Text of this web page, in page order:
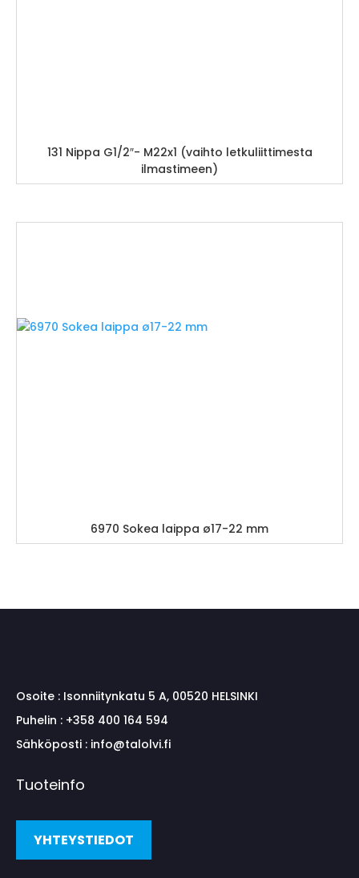
131 Nippa G1/2″- M22x1 (vaihto letkuliittimesta
ilmastimeen)
6970 Sokea laippa ø17-22 mm
Osoite : Isonniitynkatu 5 A, 00520 HELSINKI
Puhelin : +358 400 164 594
Sähköposti : info@talolvi.fi
Tuoteinfo
YHTEYSTIEDOT